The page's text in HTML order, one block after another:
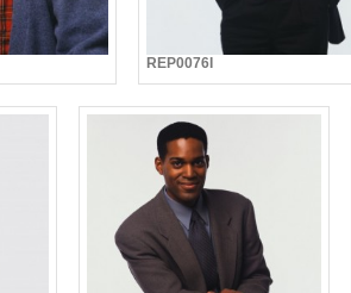
REP0076I